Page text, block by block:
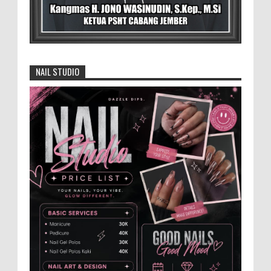
Safi'i (76) warga Kreyongan, Kelurahan Patrang,
Digelontor Bantuan CSR Jumbo dan Bibit
Ternak Gratis ‎
‎BLORA – Wakil Bupati Blora Hj. Sri
Setyorini menghadiri Rapat Anggota Tahunan (RAT)
Kelompok Tani Hutan (KTH) Masjid Baitur Mulyo yang
dig...
Anggota Karang Taruna Urunan Demi
Nobar Indonesia Lawan Vietnam
Pertandingan sepakbola antara Tim
Indonesia dan Vietnam tidak dilewatkan
begitu saha oleh penggemar bola, termasuk karang
taruna bahkan mere...
NAIL STUDIO